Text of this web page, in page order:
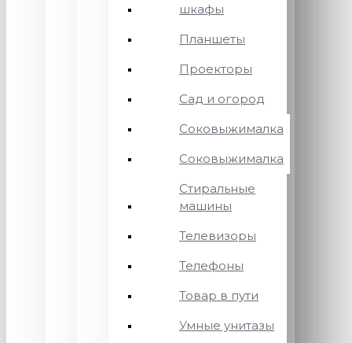
шкафы
Планшеты
Проекторы
Сад и огород
Соковыжималка
Соковыжималка
Стиральные
машины
Телевизоры
Телефоны
Товар в пути
Умные унитазы